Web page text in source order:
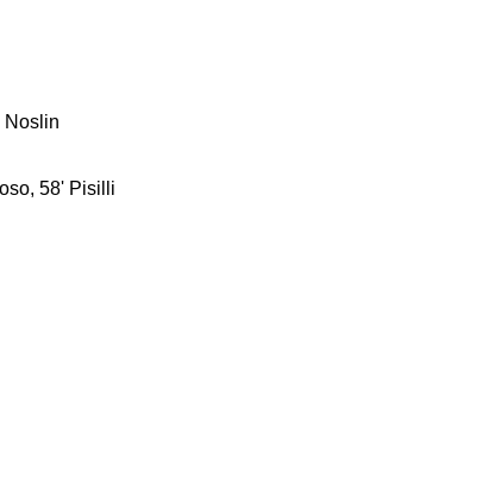
Noslin
58' Pisilli